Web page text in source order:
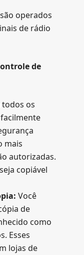
operados
de rádio
de
todos os
mais
autorizadas.
copiável
Você
de
como
Esses
lojas de